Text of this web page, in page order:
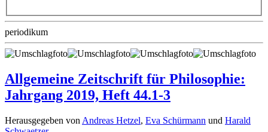
periodikum
Allgemeine Zeitschrift für Philosophie:
Jahrgang 2019, Heft 44.1-3
Herausgegeben von Andreas Hetzel, Eva Schürmann und Harald